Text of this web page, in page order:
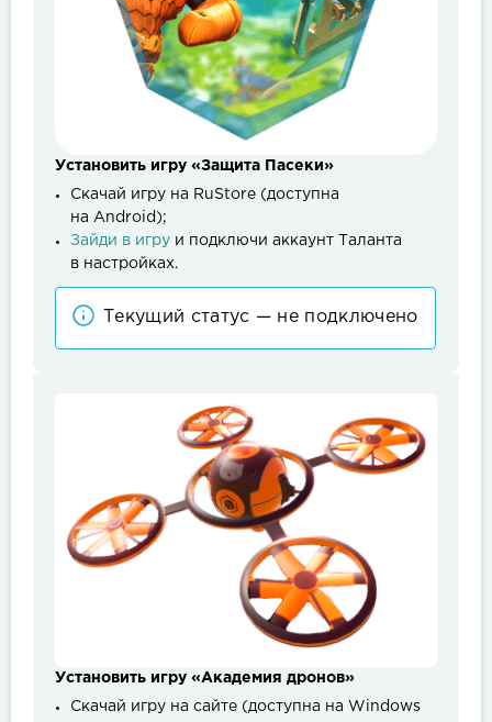
Установить игру «Защита Пасеки»
Скачай игру на RuStore (доступна
на Android);
Зайди в игру и подключи аккаунт Таланта
в настройках.
Текущий статус — не подключено
Установить игру «Академия дронов»
Скачай игру на сайте (доступна на Windows